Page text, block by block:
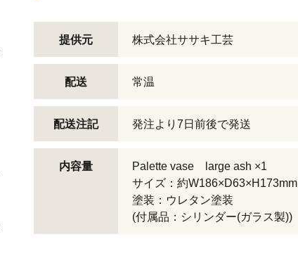
提供元 株式会社ササキ工芸
配送 常温
配送注記 発注より7日前後で発送
内容量
Palette vase large ash ×1
サイズ：約W186×D63×H173mm
塗装：ウレタン塗装
(付属品：シリンダー(ガラス製))